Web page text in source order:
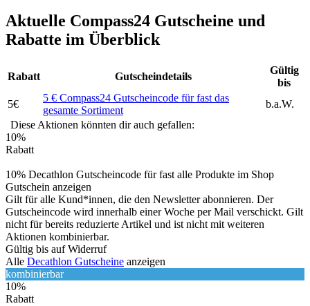
Aktuelle Compass24 Gutscheine und
Rabatte im Überblick
Rabatt Gutscheindetails
Gültig
bis
5€
5 € Compass24 Gutscheincode für fast das
gesamte Sortiment
b.a.W.
Diese Aktionen könnten dir auch gefallen:
10%
Rabatt
10% Decathlon Gutscheincode für fast alle Produkte im Shop
Gutschein anzeigen
Gilt für alle Kund*innen, die den Newsletter abonnieren. Der
Gutscheincode wird innerhalb einer Woche per Mail verschickt. Gilt
nicht für bereits reduzierte Artikel und ist nicht mit weiteren
Aktionen kombinierbar.
Gültig bis auf Widerruf
Alle Decathlon Gutscheine anzeigen
kombinierbar
10%
Rabatt